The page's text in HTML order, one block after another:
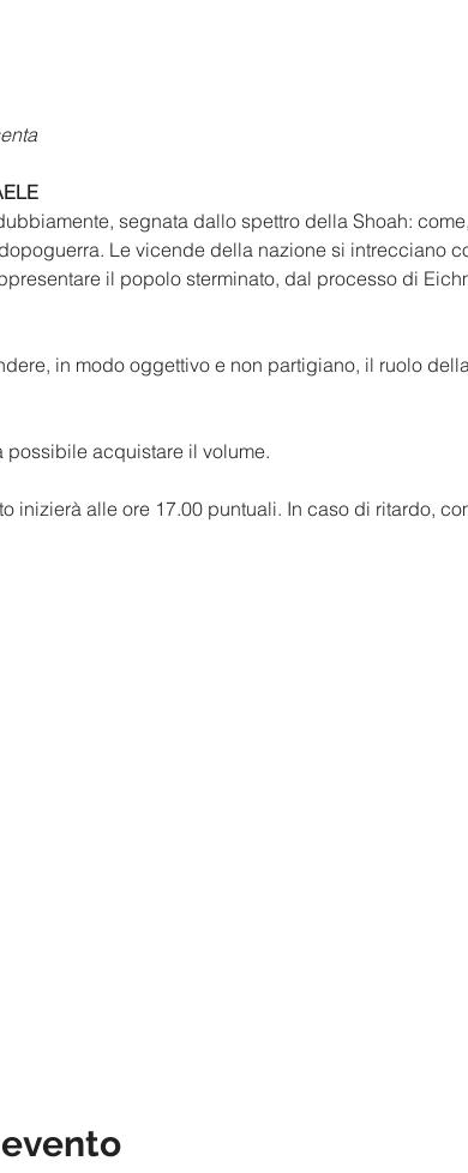
segnata dallo spettro della Shoah:
Le vicende della nazione si intrecciano
il popolo sterminato, dal processo di
possibile acquistare il volume.
inizierà alle ore 17.00 puntuali. In caso di ritardo,